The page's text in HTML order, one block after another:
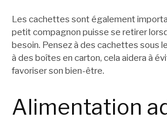
Les cachettes sont également
petit compagnon puisse se retirer
besoin. Pensez à des cachettes sous
à des boîtes en carton, cela aidera à
favoriser son bien-être.
Alimentation